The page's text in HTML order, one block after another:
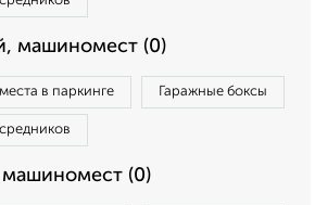
машиномест (0)
в паркинге Гаражные боксы
(0)